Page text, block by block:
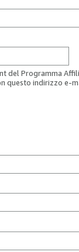
del Programma
questo indirizzo e-